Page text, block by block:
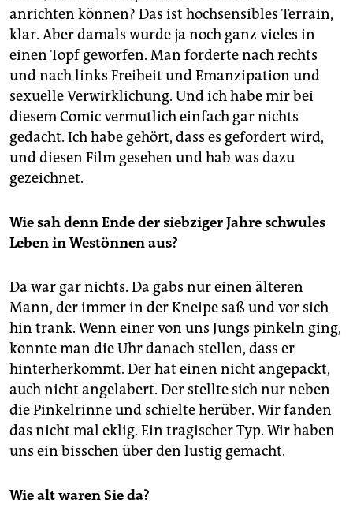
anrichten können? Das ist hochsensibles Terrain,
klar. Aber damals wurde ja noch ganz vieles in
einen Topf geworfen. Man forderte nach rechts
und nach links Freiheit und Emanzipation und
sexuelle Verwirklichung. Und ich habe mir bei
diesem Comic vermutlich einfach gar nichts
gedacht. Ich habe gehört, dass es gefordert wird,
und diesen Film gesehen und hab was dazu
gezeichnet.
Wie sah denn Ende der siebziger Jahre schwules
Leben in Westönnen aus?
Da war gar nichts. Da gabs nur einen älteren
Mann, der immer in der Kneipe saß und vor sich
hin trank. Wenn einer von uns Jungs pinkeln ging,
konnte man die Uhr danach stellen, dass er
hinterherkommt. Der hat einen nicht angepackt,
auch nicht angelabert. Der stellte sich nur neben
die Pinkelrinne und schielte herüber. Wir fanden
das nicht mal eklig. Ein tragischer Typ. Wir haben
uns ein bisschen über den lustig gemacht.
Wie alt waren Sie da?